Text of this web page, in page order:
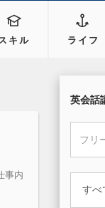
キル ライフ
事内
英会話